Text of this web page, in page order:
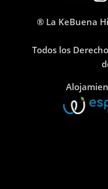
® La KeBuena
Todos los